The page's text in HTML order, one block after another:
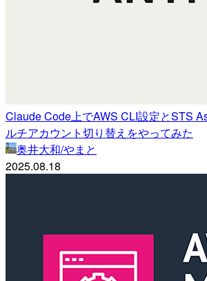
Claude Code上でAWS CLI設定とSTS
ルチアカウント切り替えをやってみた
奥井大和/やまと
2025.08.18